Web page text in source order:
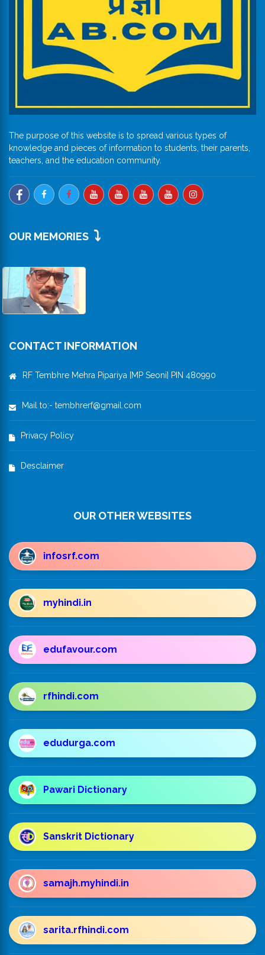
The purpose of this website is to spread various types of
knowledge and pieces of information to students, their parents,
teachers, and the education community.
OUR MEMORIES ⤵️
CONTACT INFORMATION
RF Tembhre Mehra Pipariya [MP Seoni] PIN 480990
Mail to:- tembhrerf@gmail.com
Privacy Policy
Desclaimer
OUR OTHER WEBSITES
infosrf.com
myhindi.in
edufavour.com
rfhindi.com
edudurga.com
Pawari Dictionary
Sanskrit Dictionary
samajh.myhindi.in
sarita.rfhindi.com